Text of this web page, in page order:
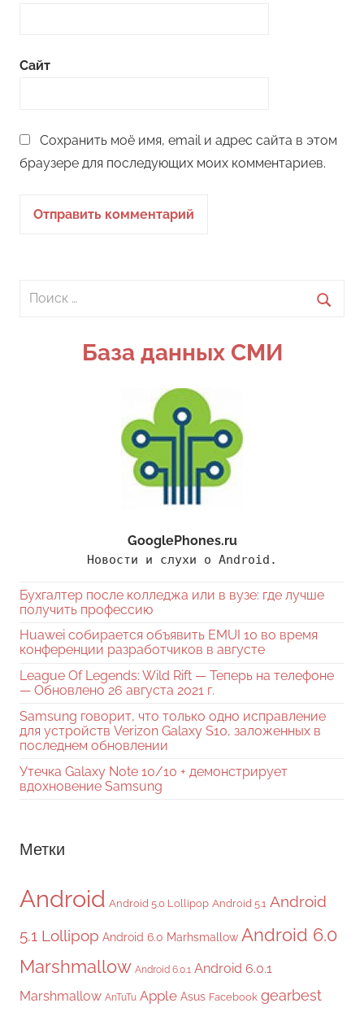
Сайт
Сохранить моё имя, email и адрес сайта в этом
браузере для последующих моих комментариев.
Поиск
База данных СМИ
GooglePhones.ru
Новости и слухи о Android.
Бухгалтер после колледжа или в вузе: где лучше
получить профессию
Huawei собирается объявить EMUI 10 во время
конференции разработчиков в августе
League Of Legends: Wild Rift — Теперь на телефоне
— Обновлено 26 августа 2021 г.
Samsung говорит, что только одно исправление
для устройств Verizon Galaxy S10, заложенных в
последнем обновлении
Утечка Galaxy Note 10/10 + демонстрирует
вдохновение Samsung
Метки
Android Android 5.0 Lollipop Android 5.1 Android
5.1 Lollipop Android 6.0 Marhsmallow Android 6.0
Marshmallow Android 6.0.1 Android 6.0.1
Marshmallow AnTuTu Apple Asus Facebook gearbest